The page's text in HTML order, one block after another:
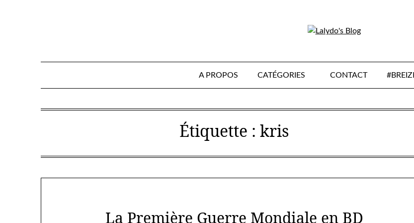
A PROPOS CATÉGORIES CONTACT
Étiquette :kris
La Première Guerre Mondiale en BD